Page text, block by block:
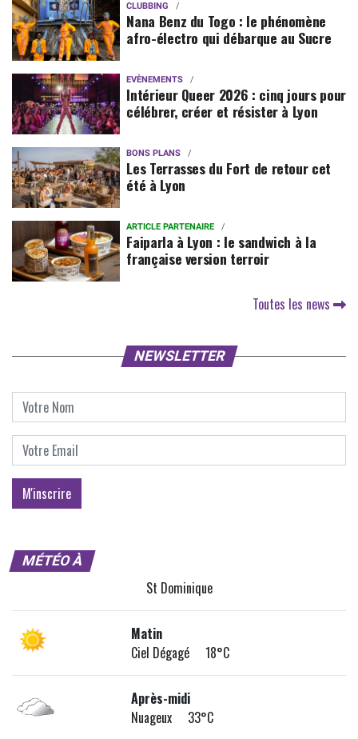
CLUBBING
Nana Benz du Togo : le phénomène
afro-électro qui débarque au Sucre
EVÈNEMENTS
Intérieur Queer 2026 : cinq jours pour
célébrer, créer et résister à Lyon
BONS PLANS
Les Terrasses du Fort de retour cet
été à Lyon
ARTICLE PARTENAIRE
Faiparla à Lyon : le sandwich à la
française version terroir
Toutes les news
NEWSLETTER
MÉTÉO À
St Dominique
Matin
Ciel Dégagé 18°C
Après-midi
Nuageux 33°C